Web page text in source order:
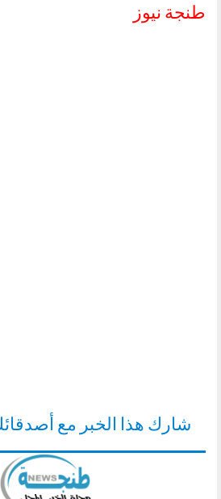
طنجة نيوز
شارك هذا الخبر مع